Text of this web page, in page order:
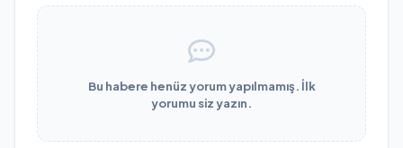
Bu habere henüz yorum yapılmamış. İlk
yorumu siz yazın.